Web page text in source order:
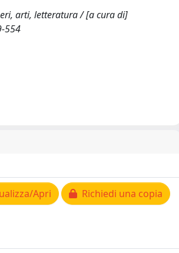
arti, letteratura / [a cura di]
554
Apri Richiedi una copia